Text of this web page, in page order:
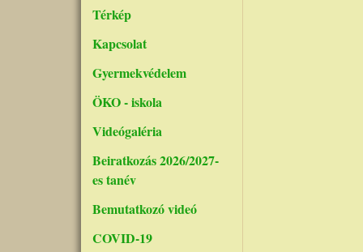
Térkép
Kapcsolat
Gyermekvédelem
ÖKO - iskola
Videógaléria
Beiratkozás 2026/2027-
es tanév
Bemutatkozó videó
COVID-19